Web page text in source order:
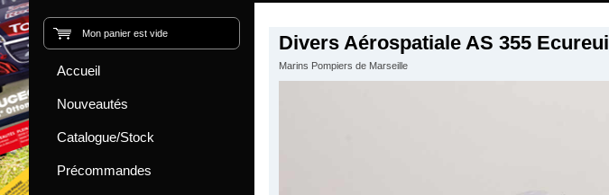
Divers Aérospatiale AS 355 Ecureuil
Marins Pompiers de Marseille
Mon panier est vide
Accueil
Nouveautés
Catalogue/Stock
Précommandes